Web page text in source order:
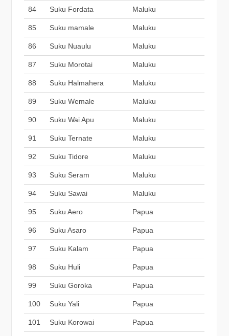
84 Suku Fordata Maluku
85 Suku mamale Maluku
86 Suku Nuaulu Maluku
87 Suku Morotai Maluku
88 Suku Halmahera Maluku
89 Suku Wemale Maluku
90 Suku Wai Apu Maluku
91 Suku Ternate Maluku
92 Suku Tidore Maluku
93 Suku Seram Maluku
94 Suku Sawai Maluku
95 Suku Aero Papua
96 Suku Asaro Papua
97 Suku Kalam Papua
98 Suku Huli Papua
99 Suku Goroka Papua
100 Suku Yali Papua
101 Suku Korowai Papua